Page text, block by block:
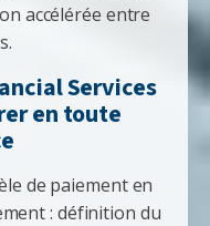
accélérée entre
Services
en toute
de paiement en
: définition du